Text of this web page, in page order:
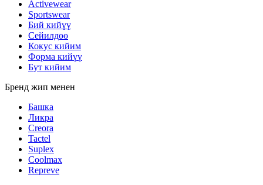
Activewear
Sportswear
Бий кийүү
Сейилдөө
Кокус кийим
Форма кийүү
Бут кийим
Бренд жип менен
Башка
Ликра
Creora
Tactel
Suplex
Coolmax
Repreve